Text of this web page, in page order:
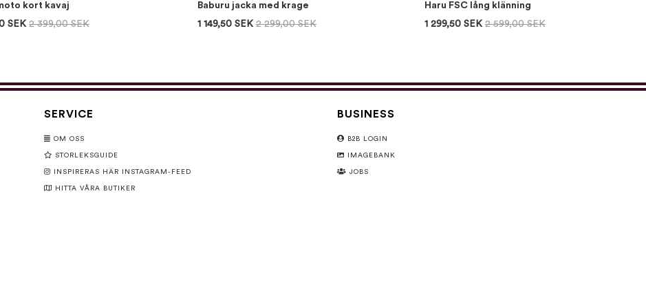
kort kavaj
SEK 2 399,00 SEK
Baburu jacka med krage
1 149,50 SEK 2 299,00 SEK
Haru FSC lång klänning
1 299,50 SEK 2 599,00 SEK
SERVICE
OM OSS
STORLEKSGUIDE
INSPIRERAS HÄR INSTAGRAM-FEED
HITTA VÅRA BUTIKER
BUSINESS
B2B LOGIN
IMAGEBANK
JOBS